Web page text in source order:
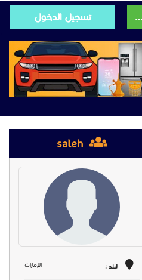
تسجيل الدخول
البلد : الإمارات